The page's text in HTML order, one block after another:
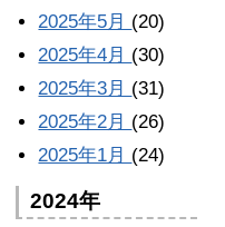
2025年5月 (20)
2025年4月 (30)
2025年3月 (31)
2025年2月 (26)
2025年1月 (24)
2024年